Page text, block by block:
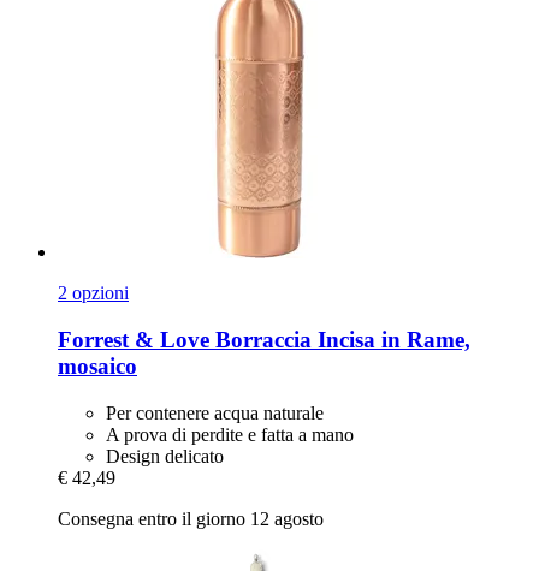
2 opzioni
Forrest & Love Borraccia Incisa in Rame,
mosaico
Per contenere acqua naturale
A prova di perdite e fatta a mano
Design delicato
€ 42,49
Consegna entro il giorno 12 agosto